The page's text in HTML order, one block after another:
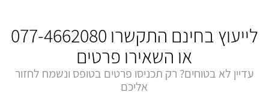
לייעוץ בחינם התקשרו 077-4662080
או השאירו פרטים
עדיין לא בטוחים? רק תכניסו פרטים בטופס ונשמח לחזור
אליכם